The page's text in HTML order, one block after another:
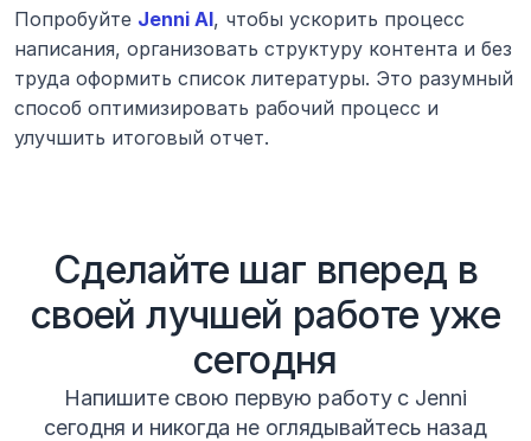
Попробуйте Jenni AI, чтобы ускорить процесс
написания, организовать структуру контента и без
труда оформить список литературы. Это разумный
способ оптимизировать рабочий процесс и
улучшить итоговый отчет.
Сделайте шаг вперед в
своей лучшей работе уже
сегодня
Напишите свою первую работу с Jenni
сегодня и никогда не оглядывайтесь назад